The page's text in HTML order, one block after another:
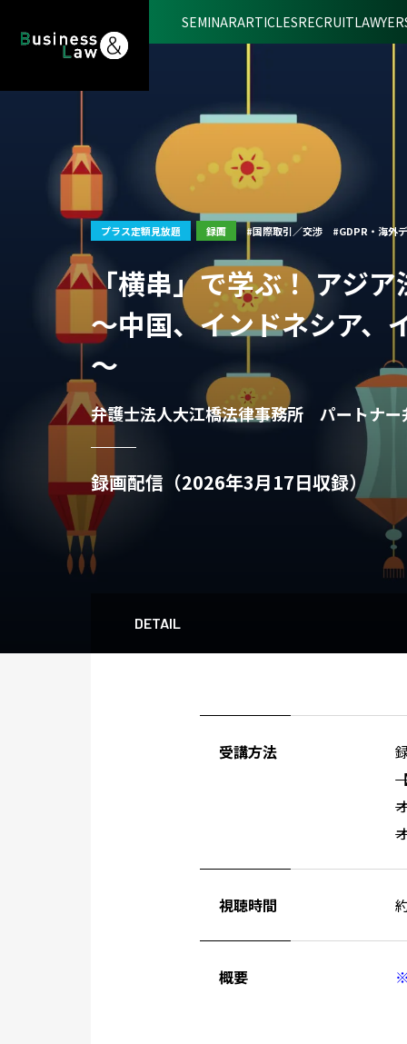
SEMINARARTICLESRECRUIT
プラス定額見放題 録画 #国際取引／交渉 #GDPR・海外
「横串」で学ぶ！ アジ
～中国、インドネシア、
～
弁護士法人大江橋法律事務所 パートナー
録画配信（2026年3月17日収録）
DETAIL
受講方法
視聴時間
概要